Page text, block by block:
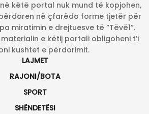
këtë portal nuk mund të kopjohen,
në çfarëdo forme tjetër për
miratimin e drejtuesve të “Tëvë1”.
e këtij portali obligoheni t’i
kushtet e përdorimit.
LAJMET
RAJONI/BOTA
SPORT
SHËNDETËSI